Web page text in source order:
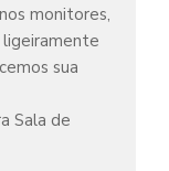
monitores,
sua
Sala de